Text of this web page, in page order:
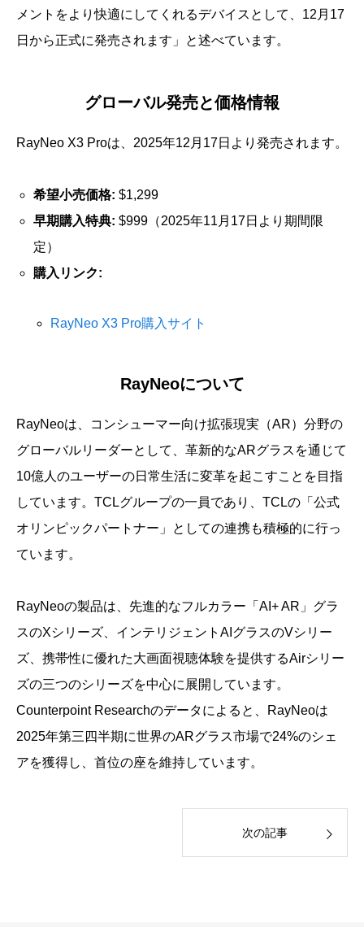
メントをより快適にしてくれるデバイスとして、12月17
日から正式に発売されます」と述べています。
グローバル発売と価格情報
RayNeo X3 Proは、2025年12月17日より発売されます。
希望小売価格: $1,299
早期購入特典: $999（2025年11月17日より期間限
定）
購入リンク:
RayNeo X3 Pro購入サイト
RayNeoについて
RayNeoは、コンシューマー向け拡張現実（AR）分野の
グローバルリーダーとして、革新的なARグラスを通じて
10億人のユーザーの日常生活に変革を起こすことを目指
しています。TCLグループの一員であり、TCLの「公式
オリンピックパートナー」としての連携も積極的に行っ
ています。
RayNeoの製品は、先進的なフルカラー「AI+ AR」グラ
スのXシリーズ、インテリジェントAIグラスのVシリー
ズ、携帯性に優れた大画面視聴体験を提供するAirシリー
ズの三つのシリーズを中心に展開しています。
Counterpoint Researchのデータによると、RayNeoは
2025年第三四半期に世界のARグラス市場で24%のシェ
アを獲得し、首位の座を維持しています。
次の記事